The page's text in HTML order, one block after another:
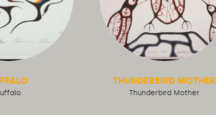
THUNDERBIRD MOTHER
Thunderbird Mother